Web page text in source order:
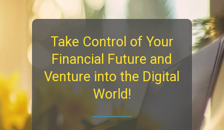
Take Control of Your
Financial Future and
Venture into the Digital
World!